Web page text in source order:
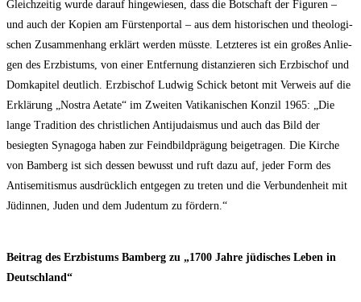
Gleich­zei­tig wur­de dar­auf hin­ge­wie­sen, dass die Bot­schaft der Figu­ren –
und auch der Kopien am Fürs­ten­por­tal – aus dem his­to­ri­schen und theo­lo­gi­
schen Zusam­men­hang erklärt wer­den müss­te. Letz­te­res ist ein gro­ßes Anlie­
gen des Erz­bis­tums, von einer Ent­fer­nung distan­zie­ren sich Erz­bi­schof und
Dom­ka­pi­tel deut­lich. Erz­bi­schof Lud­wig Schick betont mit Ver­weis auf die
Erklä­rung „Nos­t­ra Aet­a­te“ im Zwei­ten Vati­ka­ni­schen Kon­zil 1965: „Die
lan­ge Tra­di­ti­on des christ­li­chen Anti­ju­da­is­mus und auch das Bild der
besieg­ten Syn­ago­ga haben zur Feind­bild­prä­gung bei­getra­gen. Die Kir­che
von Bam­berg ist sich des­sen bewusst und ruft dazu auf, jeder Form des
Anti­se­mi­tis­mus aus­drück­lich ent­ge­gen zu tre­ten und die Ver­bun­den­heit mit
Jüdin­nen, Juden und dem Juden­tum zu fördern.“
Bei­trag des Erz­bis­tums Bam­berg zu „1700 Jah­re jüdi­sches Leben in
Deutschland“